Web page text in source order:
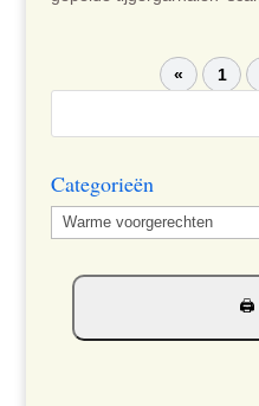
« 1
Categorieën
Categorieën